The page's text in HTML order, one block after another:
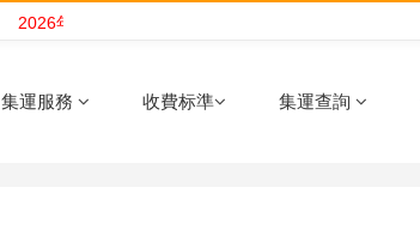
2026年 [勞動節]集運服務安排
集運服務 收費标準 集運查詢